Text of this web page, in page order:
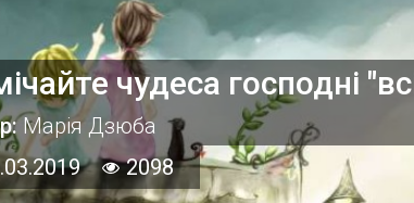
чудеса господні
Марія Дзюба
2098